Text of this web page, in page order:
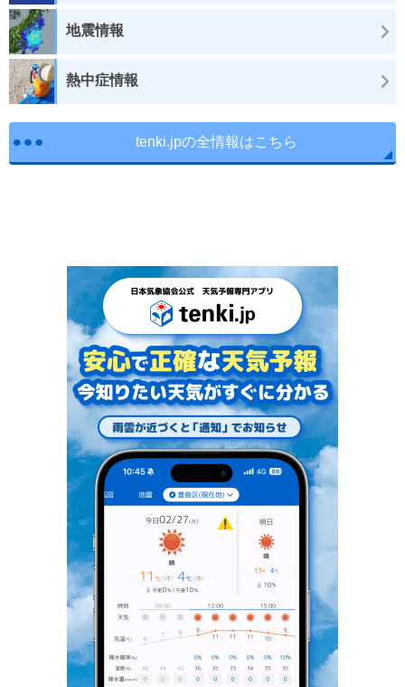
地震情報
熱中症情報
tenki.jpの全情報はこちら